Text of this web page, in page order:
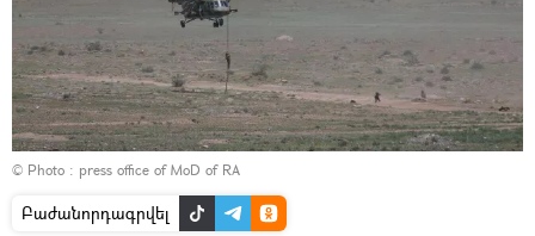
© Photo : press office of MoD of RA
Բաժանորդագրվել